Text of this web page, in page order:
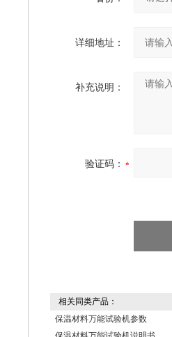
详细地址：
补充说明：
验证码：
相关同类产品：
保温材料万能试验机参数